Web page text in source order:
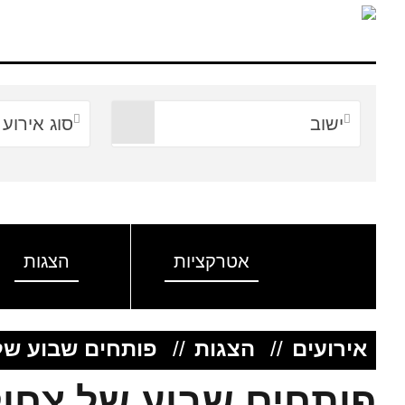
ישוב סוג אירוע
אטרקציות הצגות
אירועים // הצגות // פותחים שבוע